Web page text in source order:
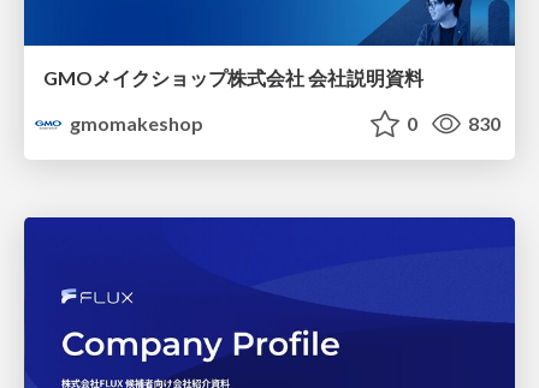
GMOメイクショップ株式会社 会社説明資料
gmomakeshop
0 830